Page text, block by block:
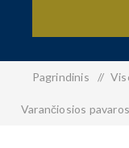
Pagrindinis /
Varančiosios